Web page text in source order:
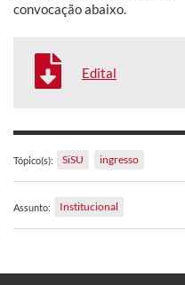
convocação abaixo.
Edital
Tópico(s): SiSU ingresso
Assunto: Institucional